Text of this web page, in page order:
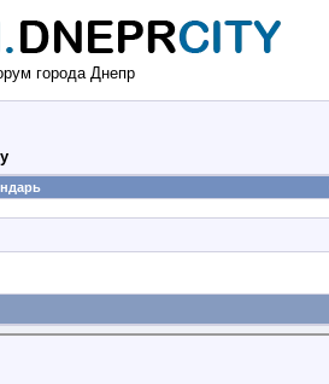
города Днепр